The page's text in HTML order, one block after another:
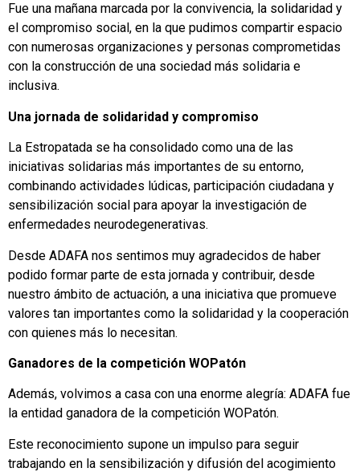
Fue una mañana marcada por la convivencia, la solidaridad y
el compromiso social, en la que pudimos compartir espacio
con numerosas organizaciones y personas comprometidas
con la construcción de una sociedad más solidaria e
inclusiva.
Una jornada de solidaridad y compromiso
La Estropatada se ha consolidado como una de las
iniciativas solidarias más importantes de su entorno,
combinando actividades lúdicas, participación ciudadana y
sensibilización social para apoyar la investigación de
enfermedades neurodegenerativas.
Desde ADAFA nos sentimos muy agradecidos de haber
podido formar parte de esta jornada y contribuir, desde
nuestro ámbito de actuación, a una iniciativa que promueve
valores tan importantes como la solidaridad y la cooperación
con quienes más lo necesitan.
Ganadores de la competición WOPatón
Además, volvimos a casa con una enorme alegría: ADAFA fue
la entidad ganadora de la competición WOPatón.
Este reconocimiento supone un impulso para seguir
trabajando en la sensibilización y difusión del acogimiento